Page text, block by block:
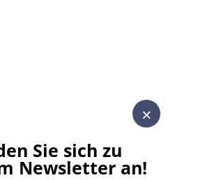
×
Sie sich zu
Newsletter an!